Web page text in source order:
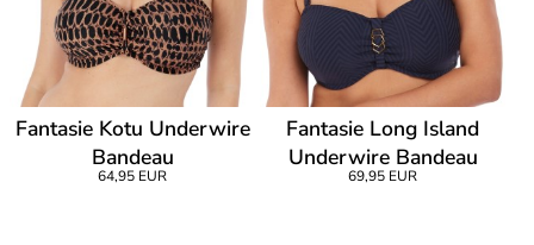
Fantasie Kotu Underwire
Bandeau
64,95 EUR
Fantasie Long Island
Underwire Bandeau
Bikini
69,95 EUR